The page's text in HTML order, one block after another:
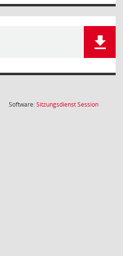
Software:SitzungsdienstSession(Wird in